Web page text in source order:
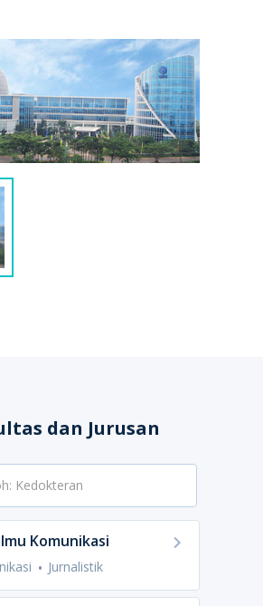
dan Jurusan
Komunikasi
Jurnalistik